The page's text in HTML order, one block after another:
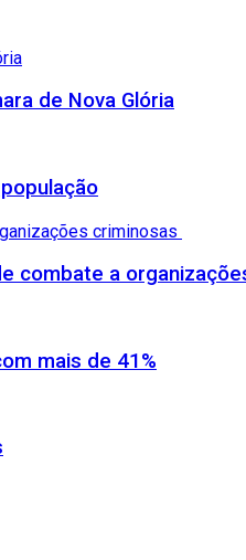
de Nova Glória
combate a
mais de 41%